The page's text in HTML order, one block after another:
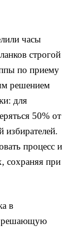
часы
строгой
по приему
решением
для
50% от
избирателей.
процесс и
сохраняя при
в
решающую